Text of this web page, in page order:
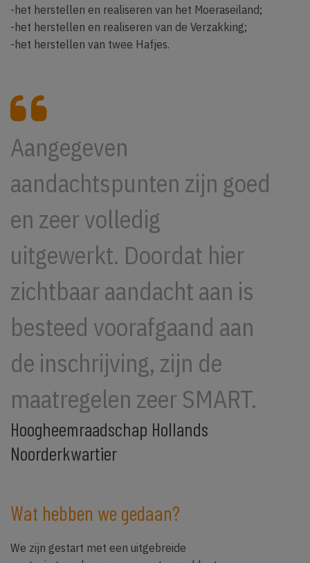
-het herstellen en realiseren van het Moeraseiland;
-het herstellen en realiseren van de Verzakking;
-het herstellen van twee Hafjes.
Aangegeven
aandachtspunten zijn goed
en zeer volledig
uitgewerkt. Doordat hier
zichtbaar aandacht aan is
besteed voorafgaand aan
de inschrijving, zijn de
maatregelen zeer SMART.
Hoogheemraadschap Hollands
Noorderkwartier
Wat hebben we gedaan?
We zijn gestart met een uitgebreide